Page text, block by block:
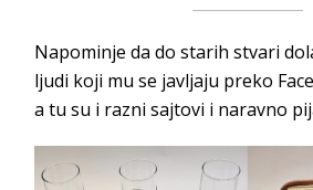
Napominje da do starih stvari
ljudi koji mu se javljaju preko
a tu su i razni sajtovi i naravno